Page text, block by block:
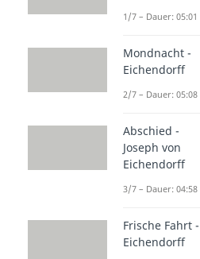
1/7 – Dauer: 05:01
Mondnacht -
Eichendorff
2/7 – Dauer: 05:08
Abschied -
Joseph von
Eichendorff
3/7 – Dauer: 04:58
Frische Fahrt -
Eichendorff